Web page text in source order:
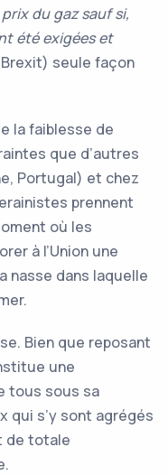
du gaz sauf si,
été exigées et
seule façon
la faiblesse de
que d’autres
Portugal) et chez
prennent
où les
à l’Union une
nasse dans laquelle
Bien que reposant
une
tous sous sa
qui s’y sont agrégés
de totale